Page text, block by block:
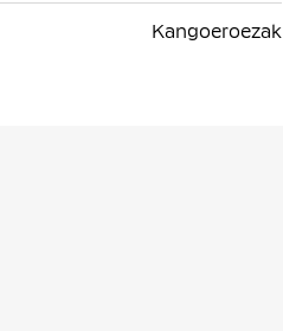
Kangoeroezak